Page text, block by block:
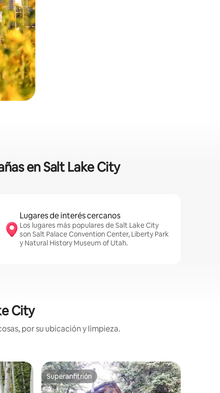
en Salt Lake City
Lugares de interés cercanos
Los lugares más populares de Salt Lake City
son Salt Palace Convention Center, Liberty Park
y Natural History Museum of Utah.
City
por su ubicación y limpieza.
Superanfitrión
Superanfitrión